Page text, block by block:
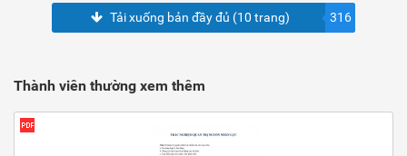
Tải xuống bản đầy đủ (10 trang) 316
Thành viên thường xem thêm